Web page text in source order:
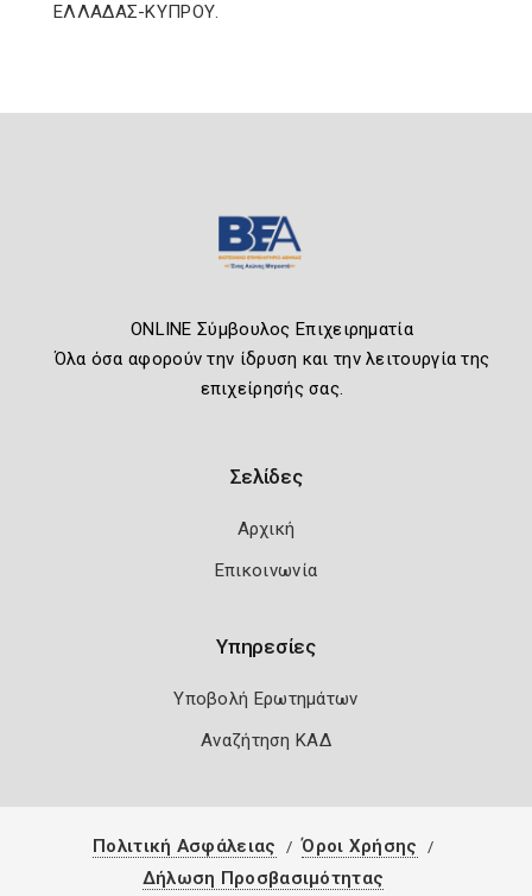
ΕΛΛΑΔΑΣ-ΚΥΠΡΟΥ.
ONLINE Σύμβουλος Επιχειρηματία
Όλα όσα αφορούν την ίδρυση και την λειτουργία της
επιχείρησής σας.
Σελίδες
Αρχική
Επικοινωνία
Υπηρεσίες
Υποβολή Ερωτημάτων
Αναζήτηση ΚΑΔ
Πολιτική Ασφάλειας
Όροι Χρήσης
Δήλωση Προσβασιμότητας